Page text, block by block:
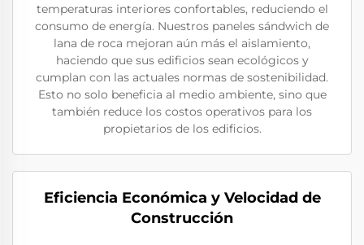
temperaturas interiores confortables, reduciendo el
consumo de energía. Nuestros paneles sándwich de
lana de roca mejoran aún más el aislamiento,
haciendo que sus edificios sean ecológicos y
cumplan con las actuales normas de sostenibilidad.
Esto no solo beneficia al medio ambiente, sino que
también reduce los costos operativos para los
propietarios de los edificios.
Eficiencia Económica y Velocidad de
Construcción